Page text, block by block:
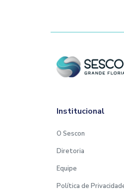
Institucional
O Sescon
Diretoria
Equipe
Política de